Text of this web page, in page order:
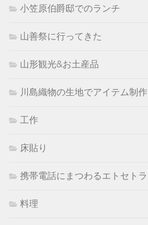
小笠原伯爵邸でのランチ
山善祭に行ってきた
山形観光&お土産品
川島織物の生地でアイテム制作
工作
床貼り
携帯電話にまつわるエトセトラ
料理